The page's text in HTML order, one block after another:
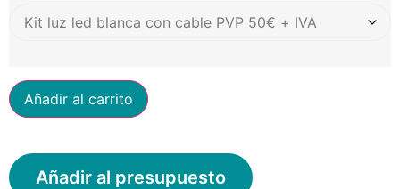
Añadir al carrito
Añadir al presupuesto